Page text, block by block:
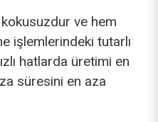
ve hem
işlemlerindeki tutarlı
hatlarda üretimi en
süresini en aza